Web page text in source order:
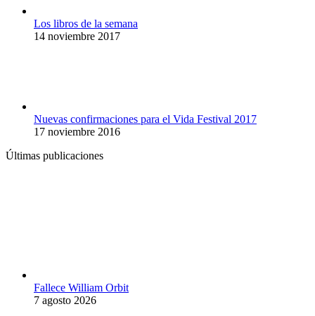
Los libros de la semana
14 noviembre 2017
Nuevas confirmaciones para el Vida Festival 2017
17 noviembre 2016
Últimas publicaciones
Fallece William Orbit
7 agosto 2026